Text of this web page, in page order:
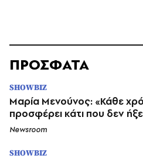
ΠΡΟΣΦΑΤΑ
SHOWBIZ
Μαρία Μενούνος: «Κάθε
προσφέρει κάτι που δεν
Newsroom
SHOWBIZ